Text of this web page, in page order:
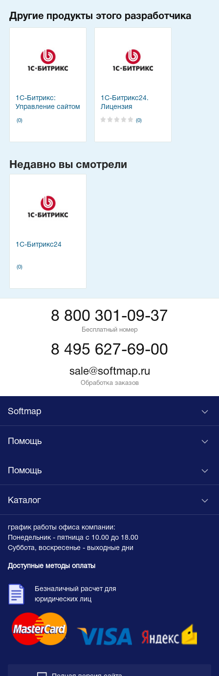
Другие продукты этого разработчика
1С-Битрикс:
Управление сайтом
(0)
1С-Битрикс24.
Лицензия
Корпоративный
(0)
Недавно вы смотрели
1С-Битрикс24
(0)
8 800 301-09-37
Бесплатный номер
8 495 627-69-00
sale@softmap.ru
Обработка заказов
Softmap
Помощь
Помощь
Каталог
график работы офиса компании:
Понедельник - пятница с 10.00 до 18.00
Суббота, воскресенье - выходные дни
Доступные методы оплаты
Безналичный расчет для
юридических лиц